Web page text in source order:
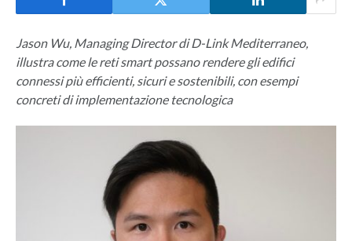
Jason Wu, Managing Director di D-Link Mediterraneo,
illustra come le reti smart possano rendere gli edifici
connessi più efficienti, sicuri e sostenibili, con esempi
concreti di implementazione tecnologica